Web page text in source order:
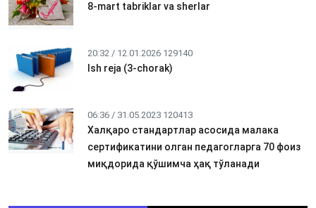
8-mart tabriklar va sherlar
20:32 / 12.01.2026 129140
Ish reja (3-chorak)
06:36 / 31.05.2023 120413
Халқаро стандартлар асосида малака
сертификатини олган педагогларга 70 фоиз
миқдорида қўшимча ҳақ тўланади